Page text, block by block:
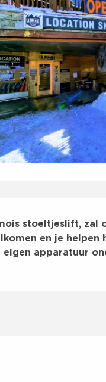
stoeltjeslift, zal
en je
apparatuur